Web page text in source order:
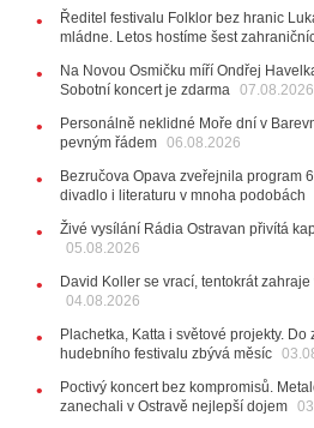
11:00
Do Ostravy se vrací britští
listopadu v klubu Barrák
VIDEO
10:33
Úsměvné historky ze
Verše: Od zapomenutých baterek
28.07.2026
jen několik desítek posledních
27.07.2026
20:44
10:06
Ladná Čeladná nabídne
Kirschner, návštěvníci nově zaplatí
24.07.2026
Zpěvačka Tanja vydala
22.07.2026
Ředitel festivalu Folklor bez hranic
mládne. Letos hostíme šest
Na Novou Osmičku míří Ondřej
Sobotní koncert je zdarma 07.08.2026
Personálně neklidné Moře dní v
pevným řádem 06.08.2026
Bezručova Opava zveřejnila program
divadlo i literaturu v mnoha podobách
Živé vysílání Rádia Ostravan přivítá
05.08.2026
David Koller se vrací, tentokrát
04.08.2026
Plachetka, Katta i světové projekty.
hudebního festivalu zbývá měsíc
Poctivý koncert bez kompromisů.
zanechali v Ostravě nejlepší dojem